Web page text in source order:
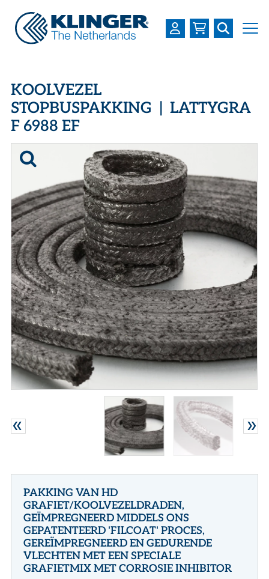
PRODUCTEN
INDUSTRIEËN
SERVICES
DOWNLOADS
LOGIN
REGISTREREN
WERKEN BIJ
CONTACT
NLEN
KOOLVEZEL
STOPBUSPAKKING | LATTYGRA
F 6988 EF
PAKKING VAN HD
GRAFIET/KOOLVEZELDRADEN,
GEÏMPREGNEERD MIDDELS ONS
GEPATENTEERD 'FILCOAT' PROCES,
GEREÏMPREGNEERD EN GEDURENDE
VLECHTEN MET EEN SPECIALE
GRAFIETMIX MET CORROSIE INHIBITOR